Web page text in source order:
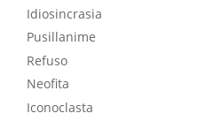
Idiosincrasia
Pusillanime
Refuso
Neofita
Iconoclasta